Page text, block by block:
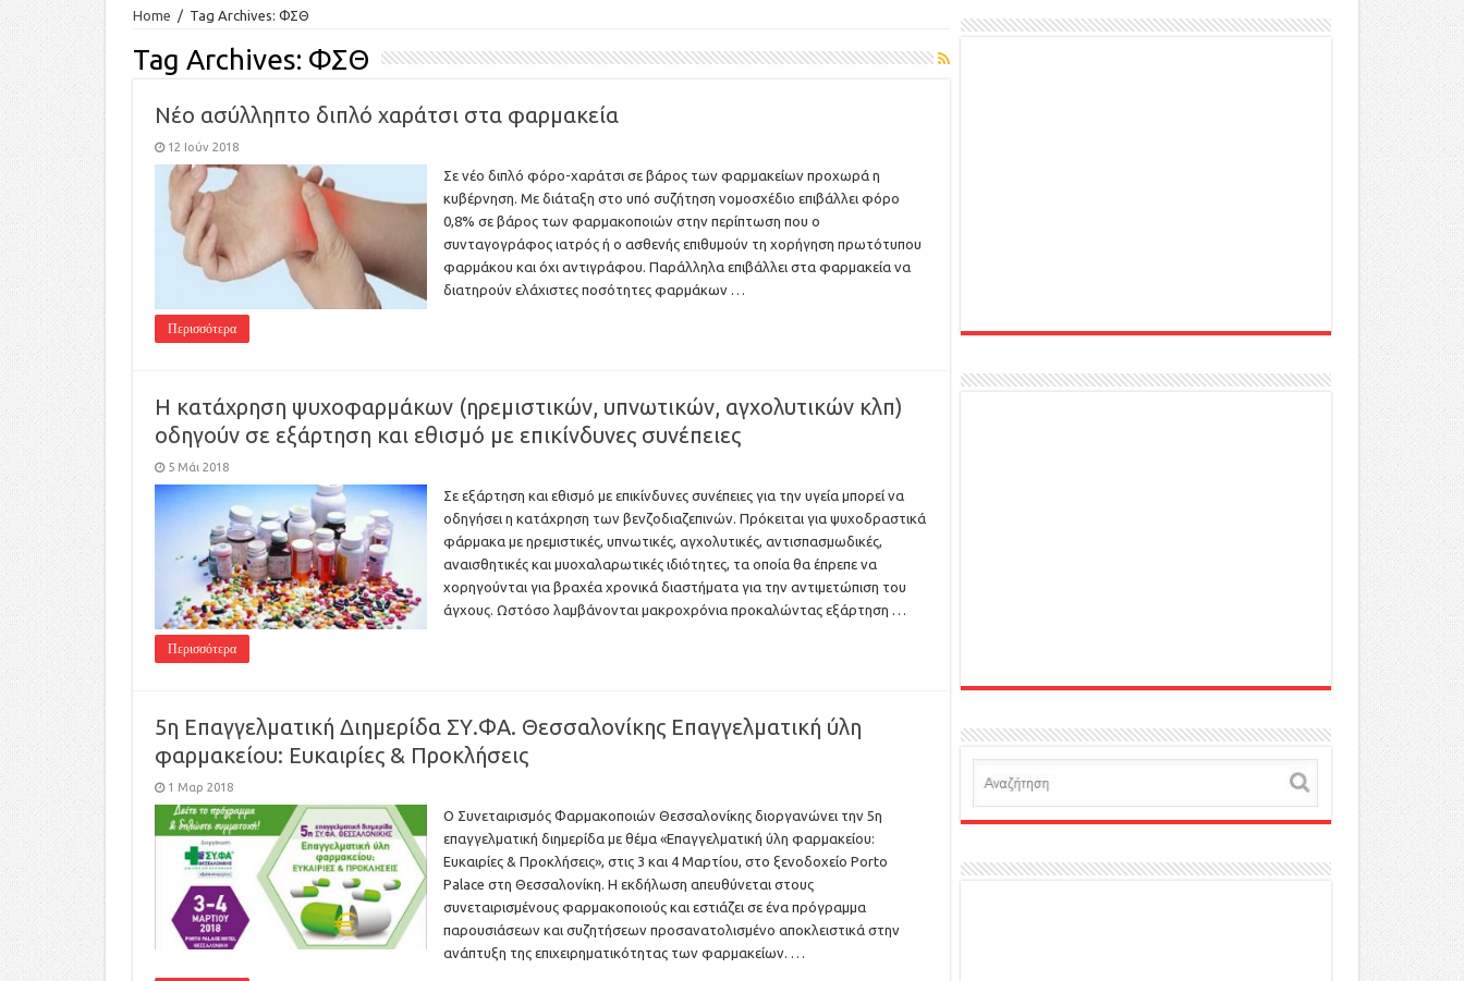
Home / Tag Archives: ΦΣΘ
Tag Archives: ΦΣΘ
Νέο ασύλληπτο διπλό χαράτσι στα φαρμακεία
12 Ιούν 2018
Σε νέο διπλό φόρο-χαράτσι σε βάρος των φαρμακείων προχωρά η
κυβέρνηση. Με διάταξη στο υπό συζήτηση νομοσχέδιο επιβάλλει φόρο
0,8% σε βάρος των φαρμακοποιών στην περίπτωση που ο
συνταγογράφος ιατρός ή ο ασθενής επιθυμούν τη χορήγηση πρωτότυπου
φαρμάκου και όχι αντιγράφου. Παράλληλα επιβάλλει στα φαρμακεία να
διατηρούν ελάχιστες ποσότητες φαρμάκων …
Περισσότερα
Η κατάχρηση ψυχοφαρμάκων (ηρεμιστικών, υπνωτικών, αγχολυτικών κλπ)
οδηγούν σε εξάρτηση και εθισμό με επικίνδυνες συνέπειες
5 Μάι 2018
Σε εξάρτηση και εθισμό με επικίνδυνες συνέπειες για την υγεία μπορεί να
οδηγήσει η κατάχρηση των βενζοδιαζεπινών. Πρόκειται για ψυχοδραστικά
φάρμακα με ηρεμιστικές, υπνωτικές, αγχολυτικές, αντισπασμωδικές,
αναισθητικές και μυοχαλαρωτικές ιδιότητες, τα οποία θα έπρεπε να
χορηγούνται για βραχέα χρονικά διαστήματα για την αντιμετώπιση του
άγχους. Ωστόσο λαμβάνονται μακροχρόνια προκαλώντας εξάρτηση …
Περισσότερα
5η Επαγγελματική Διημερίδα ΣΥ.ΦΑ. Θεσσαλονίκης Επαγγελματική ύλη
φαρμακείου: Ευκαιρίες & Προκλήσεις
1 Μαρ 2018
Ο Συνεταιρισμός Φαρμακοποιών Θεσσαλονίκης διοργανώνει την 5η
επαγγελματική διημερίδα με θέμα «Επαγγελματική ύλη φαρμακείου:
Ευκαιρίες & Προκλήσεις», στις 3 και 4 Μαρτίου, στο ξενοδοχείο Porto
Palace στη Θεσσαλονίκη. Η εκδήλωση απευθύνεται στους
συνεταιρισμένους φαρμακοποιούς και εστιάζει σε ένα πρόγραμμα
παρουσιάσεων και συζητήσεων προσανατολισμένο αποκλειστικά στην
ανάπτυξη της επιχειρηματικότητας των φαρμακείων. …